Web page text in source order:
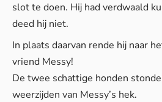
slot te doen. Hij had verdwaald
deed hij niet.
In plaats daarvan rende hij naar
vriend Messy!
De twee schattige honden
weerzijden van Messy’s hek.